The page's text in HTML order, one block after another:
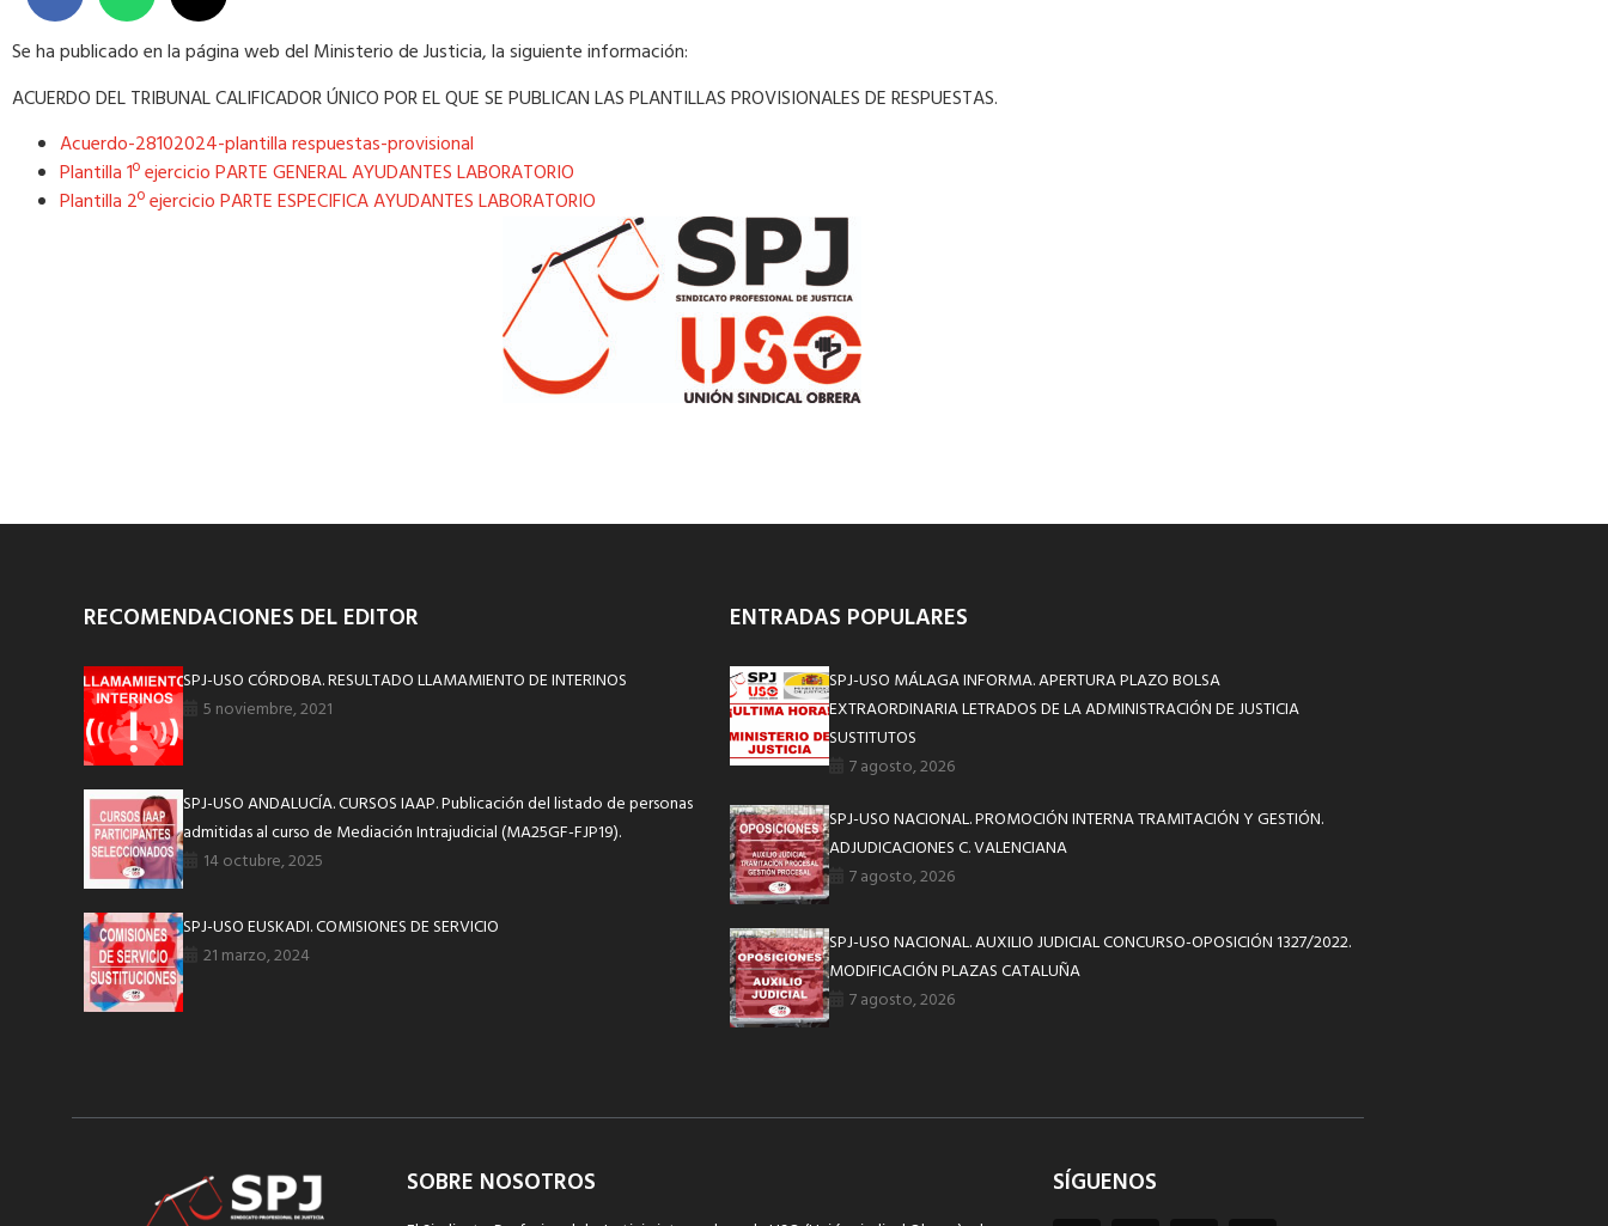
Se ha publicado en la página web del Ministerio de Justicia, la siguiente información:
ACUERDO DEL TRIBUNAL CALIFICADOR ÚNICO POR EL QUE SE PUBLICAN LAS PLANTILLAS PROVISIONALES DE RESPUESTAS.
Acuerdo-28102024-plantilla respuestas-provisional
Plantilla 1º ejercicio PARTE GENERAL AYUDANTES LABORATORIO
Plantilla 2º ejercicio PARTE ESPECIFICA AYUDANTES LABORATORIO
RECOMENDACIONES DEL EDITOR
SPJ-USO CÓRDOBA. RESULTADO LLAMAMIENTO DE INTERINOS
5 noviembre, 2021
SPJ-USO ANDALUCÍA. CURSOS IAAP. Publicación del listado de personas
admitidas al curso de Mediación Intrajudicial (MA25GF-FJP19).
14 octubre, 2025
SPJ-USO EUSKADI. COMISIONES DE SERVICIO
21 marzo, 2024
ENTRADAS POPULARES
SPJ-USO MÁLAGA INFORMA. APERTURA PLAZO BOLSA
EXTRAORDINARIA LETRADOS DE LA ADMINISTRACIÓN DE JUSTICIA
SUSTITUTOS
7 agosto, 2026
SPJ-USO NACIONAL. PROMOCIÓN INTERNA TRAMITACIÓN Y GESTIÓN.
ADJUDICACIONES C. VALENCIANA
7 agosto, 2026
SPJ-USO NACIONAL. AUXILIO JUDICIAL CONCURSO-OPOSICIÓN 1327/2022.
MODIFICACIÓN PLAZAS CATALUÑA
7 agosto, 2026
SOBRE NOSOTROS SÍGUENOS